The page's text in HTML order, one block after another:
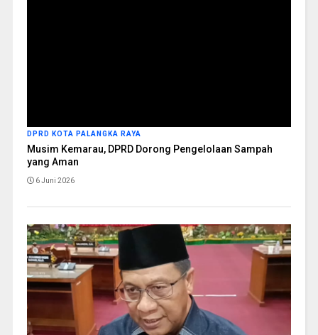
DPRD KOTA PALANGKA RAYA
Musim Kemarau, DPRD Dorong Pengelolaan Sampah
yang Aman
6 Juni 2026